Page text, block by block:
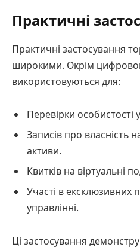
Практичні
Практичні застосування
широкими. Окрім
використовуються для:
Перевірки
Записів про власність
активи.
Квитків на віртуальні
Участі в ексклюзивних
управлінні.
Ці застосування